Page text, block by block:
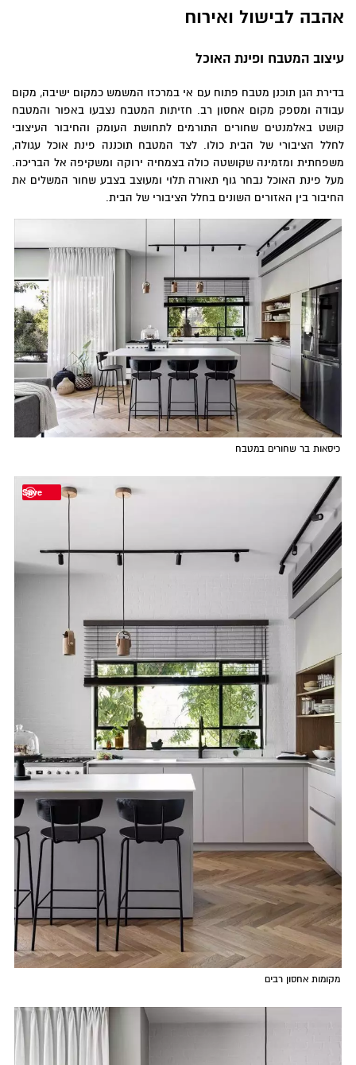
אהבה לבישול ואירוח
עיצוב המטבח ופינת האוכל
בדירת הגן תוכנן מטבח פתוח עם אי במרכזו המשמש כמקום ישיבה, מקום
עבודה ומספק מקום אחסון רב. חזיתות המטבח נצבעו באפור והמטבח
קושט באלמנטים שחורים התורמים לתחושת העומק והחיבור העיצובי
לחלל הציבורי של הבית כולו. לצד המטבח תוכננה פינת אוכל עגולה,
משפחתית ומזמינה שקושטה כולה בצמחיה ירוקה ומשקיפה אל הבריכה.
מעל פינת האוכל נבחר גוף תאורה תלוי ומעוצב בצבע שחור המשלים את
החיבור בין האזורים השונים בחלל הציבורי של הבית.
כיסאות בר שחורים במטבח
מקומות אחסון רבים
Save